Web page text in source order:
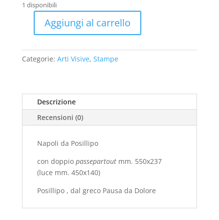
1 disponibili
Posillipo
quantità
Aggiungi al carrello
Categorie: Arti Visive, Stampe
Descrizione
Recensioni (0)
Napoli da Posillipo
con doppio passepartout mm. 550x237
(luce mm. 450x140)
Posillipo , dal greco Pausa da Dolore